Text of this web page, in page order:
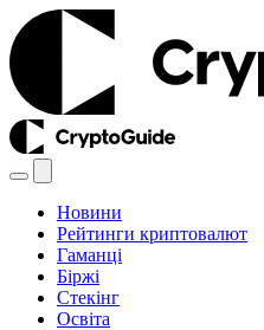
Новини
Рейтинги криптовалют
Гаманці
Біржі
Стекінг
Освіта